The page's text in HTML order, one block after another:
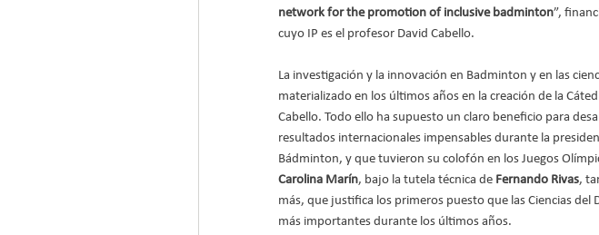
network for the promotion of inclusive badminton”,
cuyo IP es el profesor David Cabello.
La investigación y la innovación en Badminton y en las
materializado en los últimos años en la creación de la
Cabello. Todo ello ha supuesto un claro beneficio para
resultados internacionales impensables durante la
Bádminton, y que tuvieron su colofón en los Juegos
Carolina Marín, bajo la tutela técnica de Fernando Rivas,
más, que justifica los primeros puesto que las Ciencias
más importantes durante los últimos años.